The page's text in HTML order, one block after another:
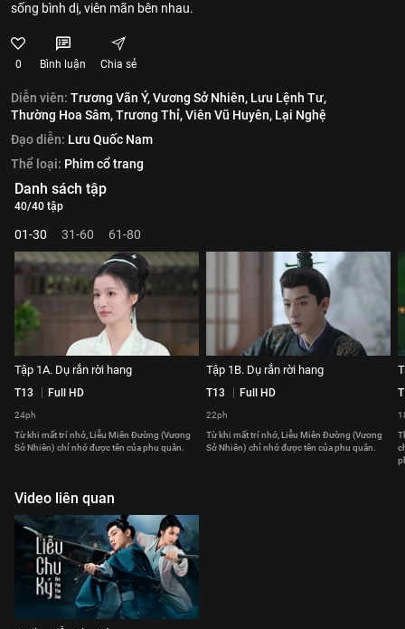
sống bình dị, viên mãn bên nhau.
0 Bình luận Chia sẻ
Diễn viên: Trương Vãn Ý,Vương Sở Nhiên, Lưu Lệnh Tư,
Thường Hoa Sâm,Trương Thỉ,Viên Vũ Huyên, Lại Nghệ
Đạo diễn: Lưu Quốc Nam
Thể loại: Phim cổ trang
Danh sách tập
40/40 tập
01-30 31-60 61-80
Tập 1A. Dụ rắn rời hang
T13 Full HD
24ph
Từ khi mất trí nhớ, Liễu Miên Đường (Vương
Sở Nhiên) chỉ nhớ được tên của phu quân.
Tập 1B. Dụ rắn rời hang
T13 Full HD
22ph
Từ khi mất trí nhớ, Liễu Miên Đường (Vương
Sở Nhiên) chỉ nhớ được tên của phu quân.
Video liên quan